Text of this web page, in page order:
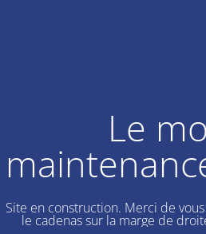
Le
Site en construction. Merci de
le cadenas sur la marge de